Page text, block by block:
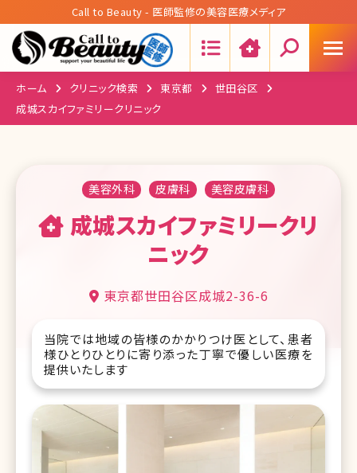
Call to Beauty - 医師監修の美容医療メディア
ホーム クリニック検索 東京都
世田谷区
成城スカイファミリークリニック
美容外科 皮膚科 美容皮膚科
成城スカイファミリークリ
ニック
東京都世田谷区成城2-36-6
当院では地域の皆様のかかりつけ医として、患者
様ひとりひとりに寄り添った丁寧で優しい医療を
提供いたします